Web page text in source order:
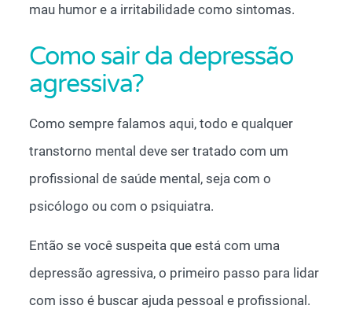
mau humor e a irritabilidade como sintomas.
Como sair da depressão
agressiva?
Como sempre falamos aqui, todo e qualquer
transtorno mental deve ser tratado com um
profissional de saúde mental, seja com o
psicólogo ou com o psiquiatra.
Então se você suspeita que está com uma
depressão agressiva, o primeiro passo para lidar
com isso é buscar ajuda pessoal e profissional.